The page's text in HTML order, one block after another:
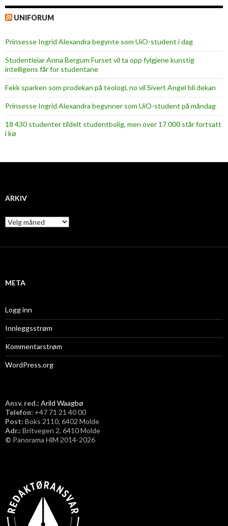
UNIFORUM
Prinsesse Ingrid Alexandra begynte som UiO-student i dag
Studentleiar Anna Bergum Furset vil ta opp fylgjene kunstig
intelligens får for studentane
Fekk sparken som prodekan på teologi, no vil Sivert Angel bli dekan
Prinsesse Ingrid Alexandra begynner som UiO-student på måndag
18 430 studenter tildelt studentbolig, men over 17 000 står fortsatt
i kø
ARKIV
A
r
i
META
Logg inn
Innleggsstrøm
Kommentarstrøm
WordPress.org
Ansv. red.: Arild Waagbø
Telefon: ​+47 71 21 40 00
Post: Boks 2110, 6402 Molde
Adr.: Britvegen 2, 6410 Molde
© Panorama HiM 2014-2026